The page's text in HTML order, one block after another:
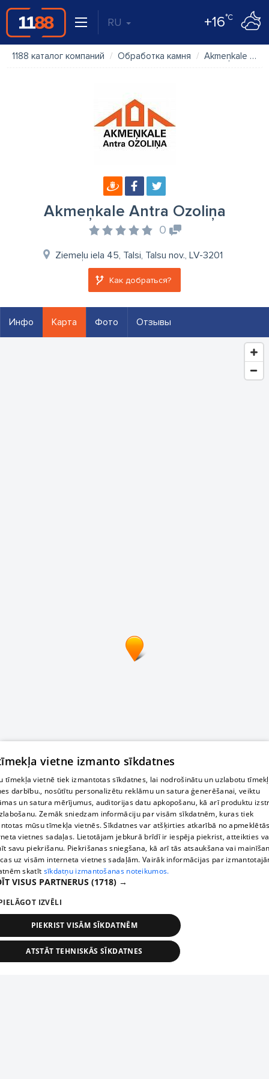
RU +16°C
1188 каталог компаний Обработка камня Akmeņkale Antra Ozoliņa
Akmeņkale Antra Ozoliņa
0
Ziemeļu iela 45, Talsi, Talsu nov., LV-3201
Как добраться?
Инфо Карта Фото Отзывы
vietne izmanto sīkdatnes
tīmekļa vietnē tiek izmantotas sīkdatnes, lai nodrošinātu un uzlabotu
darbību., nosūtītu personalizētu reklāmu un satura ģenerēšanai, veiktu
un satura mērījumus, auditorijas datu apkopošanu, kā arī produktu
Zemāk sniedzam informāciju par visām sīkdatnēm, kuras tiek
mūsu tīmekļa vietnēs. Sīkdatnes var atšķirties atkarībā no
vietnes sadaļas. Lietotājam jebkurā brīdī ir iespēja piekrist, atteikties
savu piekrišanu. Piekrišanas sniegšana, kā arī tās atsaukšana vai
uz visām interneta vietnes sadaļām. Vairāk informācijas par
skatīt sīkdatņu izmantošanas noteikumos.
VISUS PARTNERUS (1718) →
IZVĒLI
PIEKRIST VISĀM SĪKDATNĒM
ATSTĀT TEHNISKĀS SĪKDATNES